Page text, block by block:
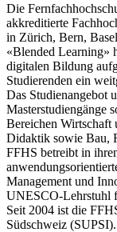
Die
akkreditierte
in Zürich, Bern,
«Blended Learning»
digitalen Bildung
Studierenden ein
Das Studienangebot
Masterstudiengänge
Bereichen
Didaktik sowie Bau,
FFHS betreibt in
Management und
UNESCO-Lehrstuhl
Seit 2004 ist die
Südschweiz